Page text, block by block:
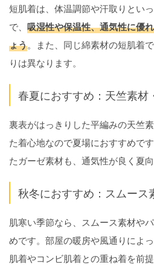
短肌着は、体温調節や汗取りとい
で、 吸湿性や保温性、通気性に優
ょう。また、同じ綿素材の短肌着
りは異なります。
春夏におすすめ：天竺素材
裏表がはっきりした平編みの天竺
た着心地なので夏場におすすめで
たガーゼ素材も、通気性が良く夏向
秋冬におすすめ：スムース
肌寒い季節なら、スムース素材や
めです。部屋の暖房や風通りによ
肌着やコンビ肌着との重ね着を前